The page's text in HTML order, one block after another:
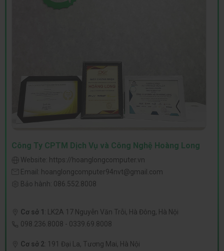
Công Ty CPTM Dịch Vụ và Công Nghệ Hoàng Long
Website: https://hoanglongcomputer.vn
Email: hoanglongcomputer94nvt@gmail.com
Bảo hành: 086.552.8008
Cơ sở 1 :
LK2A 17 Nguyễn Văn Trỗi, Hà Đông, Hà Nội
098.236.8008 - 0339.69.8008
Cơ sở 2: 191 Đại La, Tương Mai, Hà Nội